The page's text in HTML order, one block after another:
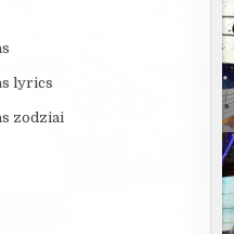
lyrics
zodziai